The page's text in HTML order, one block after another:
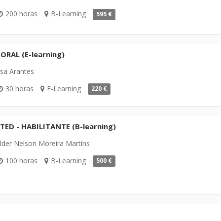
200 horas
B-Learning 595 €
(E-learning)
Arantes
30 horas
E-Learning 220 €
- HABILITANTE (B-learning)
Nelson Moreira Martins
100 horas
B-Learning 500 €